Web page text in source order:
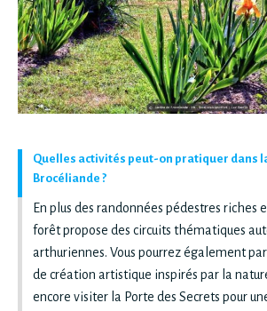
Quelles activités peut-on pratiquer dans
Brocéliande ?
En plus des randonnées pédestres riches
forêt propose des circuits thématiques
arthuriennes. Vous pourrez également
de création artistique inspirés par la
encore visiter la Porte des Secrets pour